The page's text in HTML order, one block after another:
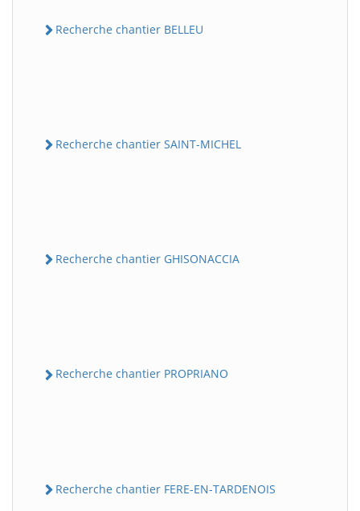
Recherche chantier BELLEU
Recherche chantier SAINT-MICHEL
Recherche chantier GHISONACCIA
Recherche chantier PROPRIANO
Recherche chantier FERE-EN-TARDENOIS